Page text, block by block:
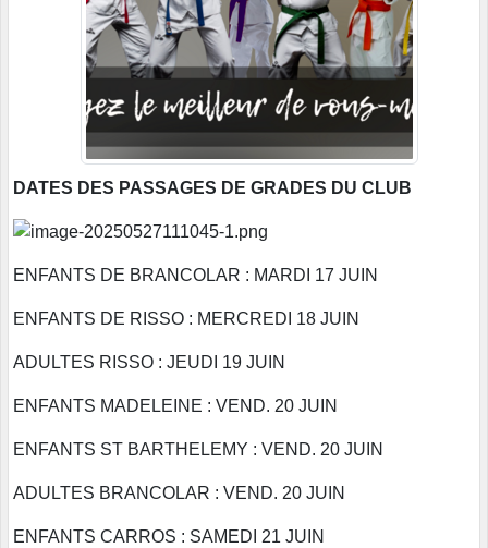
DATES DES PASSAGES DE GRADES DU CLUB
ENFANTS DE BRANCOLAR : MARDI 17 JUIN
ENFANTS DE RISSO : MERCREDI 18 JUIN
ADULTES RISSO : JEUDI 19 JUIN
ENFANTS MADELEINE : VEND. 20 JUIN
ENFANTS ST BARTHELEMY : VEND. 20 JUIN
ADULTES BRANCOLAR : VEND. 20 JUIN
ENFANTS CARROS : SAMEDI 21 JUIN